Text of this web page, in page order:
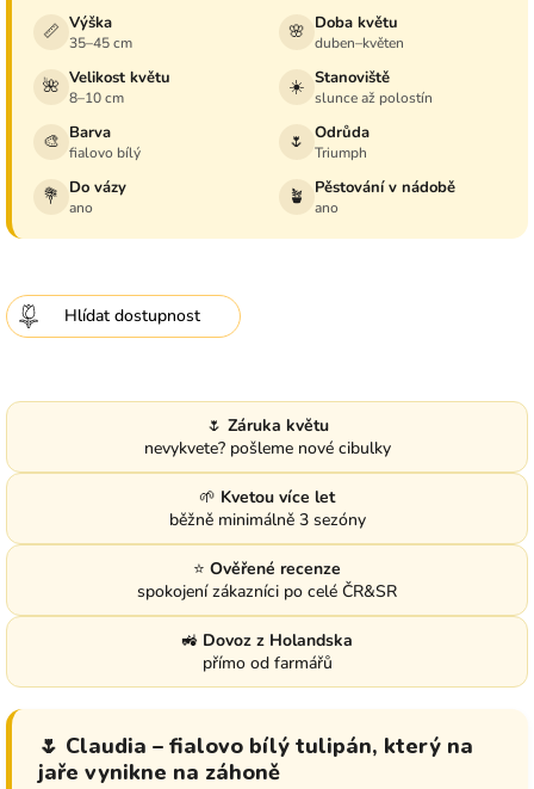
📏 Výška
35–45 cm 🌸 Doba květu
duben–květen
🌺 Velikost květu
8–10 cm ☀️ Stanoviště
slunce až polostín
🎨 Barva
fialovo bílý 🌷 Odrůda
Triumph
💐 Do vázy
ano 🪴 Pěstování v nádobě
ano
Hlídat
🌷 Záruka květu
nevykvete? pošleme nové cibulky
🌱 Kvetou více let
běžně minimálně 3 sezóny
⭐ Ověřené recenze
spokojení zákazníci po celé ČR&SR
🚜 Dovoz z Holandska
přímo od farmářů
🌷 Claudia – fialovo bílý tulipán, který na
jaře vynikne na záhoně